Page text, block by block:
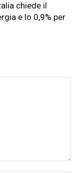
chiede il
e lo 0,9% per